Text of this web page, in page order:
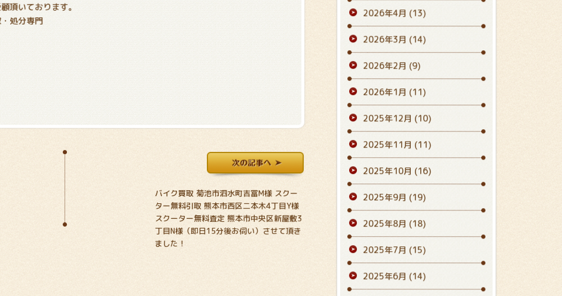
頂いております。
処分専門
バイク買取 菊池市泗水町吉冨M様 スクー
ター無料引取 熊本市西区二本木4丁目Y様
スクーター無料査定 熊本市中央区新屋敷3
丁目N様（即日15分後お伺い）させて頂き
ました！
2026年4月 (13)
2026年3月 (14)
2026年2月 (9)
2026年1月 (11)
2025年12月 (10)
2025年11月 (11)
2025年10月 (16)
2025年9月 (19)
2025年8月 (18)
2025年7月 (15)
2025年6月 (14)